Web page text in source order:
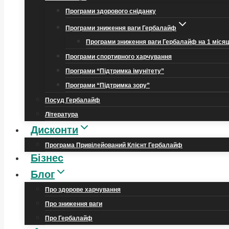
Програми здорового сніданку
Програми зниження ваги Гербалайф
Програми зниження ваги Гербалайф на 1
Програми спортивного харчування
Програми “Підтримка імунітету”
Програми “Підтримка зору”
Посуд Гербалайф
Література
Дисконти
Програма Привілейований Клієнт Гербалайф
Бізнес
Блог
Про здорове харчування
Про зниження ваги
Про Гербалайф